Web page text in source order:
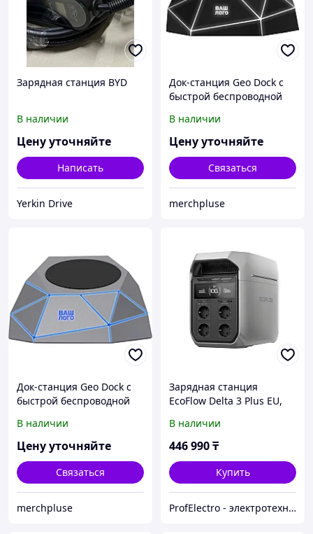
Зарядная станция BYD
В наличии
Цену уточняйте
Написать
Yerkin Drive
Док-станция Geo Dock с
быстрой беспроводной
белой подсветкой.
XOOPAR
В наличии
Цену уточняйте
Связаться
merchpluse
Док-станция Geo Dock с
быстрой беспроводной
синей подсветкой.
XOOPAR
В наличии
Цену уточняйте
Связаться
merchpluse
Зарядная станция
EcoFlow Delta 3 Plus EU,
230V(50Hz/60Hz)
В наличии
446 990₸
Купить
ProfElectro - электротехническое оборудование